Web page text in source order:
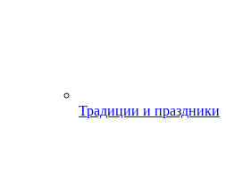
Традиции и праздники